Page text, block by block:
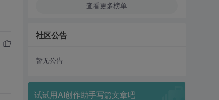
查看更多榜单
社区公告
暂无公告
试试用AI创作助手写篇文章吧